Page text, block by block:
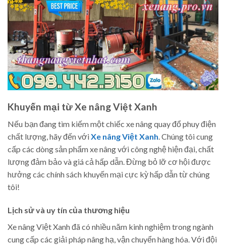
Khuyến mại từ Xe nâng Việt Xanh
Nếu bạn đang tìm kiếm một chiếc xe nâng quay đổ phuy điện
chất lượng, hãy đến vớiXe nâng Việt Xanh. Chúng tôi cung
cấp các dòng sản phẩm xe nâng với công nghệ hiện đại, chất
lượng đảm bảo và giá cả hấp dẫn. Đừng bỏ lỡ cơ hội được
hưởng các chính sách khuyến mại cực kỳ hấp dẫn từ chúng
tôi!
Lịch sử và uy tín của thương hiệu
Xe nâng Việt Xanh đã có nhiều năm kinh nghiệm trong ngành
cung cấp các giải pháp nâng hạ, vận chuyển hàng hóa. Với đội